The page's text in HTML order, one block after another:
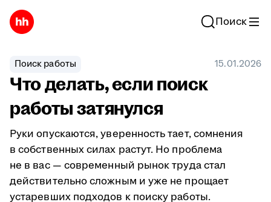
Поиск
Поиск работы 15.01.2026
Что делать, если поиск
работы затянулся
Руки опускаются, уверенность тает, сомнения
в собственных силах растут. Но проблема
не в вас — современный рынок труда стал
действительно сложным и уже не прощает
устаревших подходов к поиску работы.